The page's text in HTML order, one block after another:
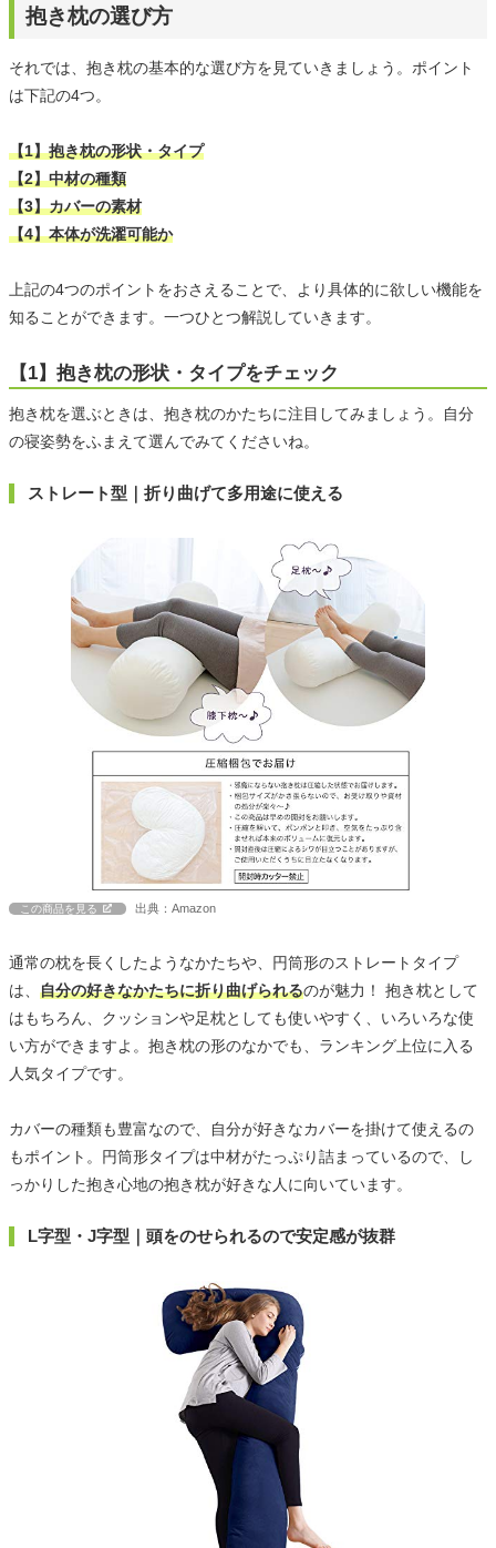
抱き枕の選び方
それでは、抱き枕の基本的な選び方を見ていきましょう。ポイント
は下記の4つ。
【1】抱き枕の形状・タイプ
【2】中材の種類
【3】カバーの素材
【4】本体が洗濯可能か
上記の4つのポイントをおさえることで、より具体的に欲しい機能を
知ることができます。一つひとつ解説していきます。
【1】抱き枕の形状・タイプをチェック
抱き枕を選ぶときは、抱き枕のかたちに注目してみましょう。自分
の寝姿勢をふまえて選んでみてくださいね。
ストレート型｜折り曲げて多用途に使える
この商品を見る 出典：Amazon
通常の枕を長くしたようなかたちや、円筒形のストレートタイプ
は、 自分の好きなかたちに折り曲げられるのが魅力！ 抱き枕として
はもちろん、クッションや足枕としても使いやすく、いろいろな使
い方ができますよ。抱き枕の形のなかでも、ランキング上位に入る
人気タイプです。
カバーの種類も豊富なので、自分が好きなカバーを掛けて使えるの
もポイント。円筒形タイプは中材がたっぷり詰まっているので、し
っかりした抱き心地の抱き枕が好きな人に向いています。
L字型・J字型｜頭をのせられるので安定感が抜群